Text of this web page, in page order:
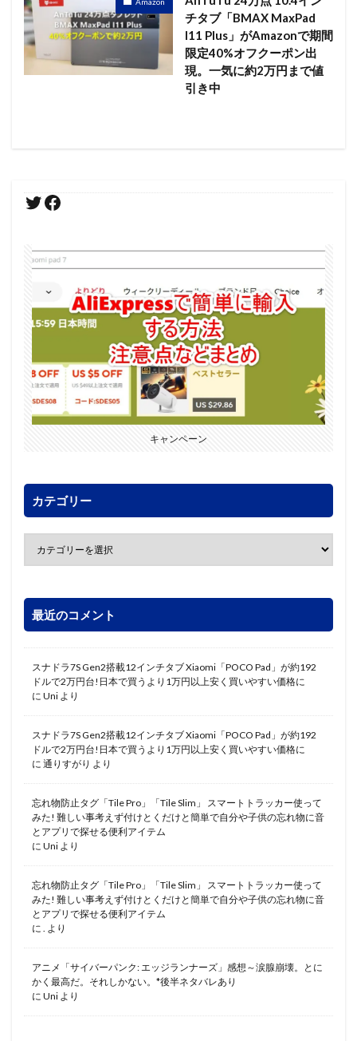
チタブ「BMAX MaxPad
I11 Plus」がAmazonで期間
限定40%オフクーポン出
現。一気に約2万円まで値
引き中
キャンペーン
カテゴリー
最近のコメント
スナドラ7S Gen2搭載12インチタブ Xiaomi「POCO Pad」が約192
ドルで2万円台!日本で買うより1万円以上安く買いやすい価格に
に Uni より
スナドラ7S Gen2搭載12インチタブ Xiaomi「POCO Pad」が約192
ドルで2万円台!日本で買うより1万円以上安く買いやすい価格に
に 通りすがり より
忘れ物防止タグ「Tile Pro」「Tile Slim」 スマートトラッカー使って
みた! 難しい事考えず付けとくだけと簡単で自分や子供の忘れ物に音
とアプリで探せる便利アイテム
に Uni より
忘れ物防止タグ「Tile Pro」「Tile Slim」 スマートトラッカー使って
みた! 難しい事考えず付けとくだけと簡単で自分や子供の忘れ物に音
とアプリで探せる便利アイテム
に . より
アニメ「サイバーパンク: エッジランナーズ」感想～涙腺崩壊。とに
かく最高だ。それしかない。*後半ネタバレあり
に Uni より